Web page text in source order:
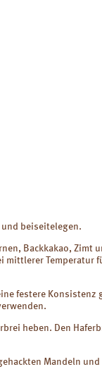
und beiseitelegen.
Backkakao, Zimt
mittlerer Temperatur
festere Konsistenz
heben. Den
Mandeln und